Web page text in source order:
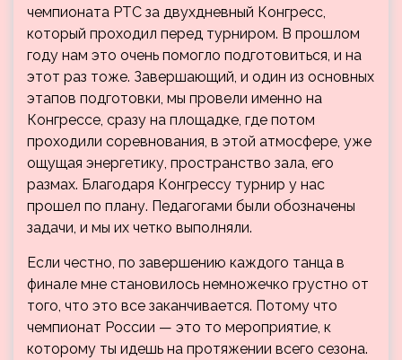
чемпионата РТС за двухдневный Конгресс,
который проходил перед турниром. В прошлом
году нам это очень помогло подготовиться, и на
этот раз тоже. Завершающий, и один из основных
этапов подготовки, мы провели именно на
Конгрессе, сразу на площадке, где потом
проходили соревнования, в этой атмосфере, уже
ощущая энергетику, пространство зала, его
размах. Благодаря Конгрессу турнир у нас
прошел по плану. Педагогами были обозначены
задачи, и мы их четко выполняли.
Если честно, по завершению каждого танца в
финале мне становилось немножечко грустно от
того, что это все заканчивается. Потому что
чемпионат России — это то мероприятие, к
которому ты идешь на протяжении всего сезона.